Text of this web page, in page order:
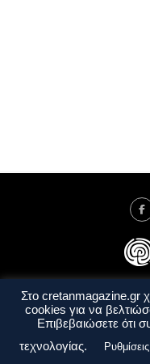
Ταυτότητα
Στο cretanmagazine.gr
cookies για να
Επιβεβαιώσετε ότι
τεχνολογίας.